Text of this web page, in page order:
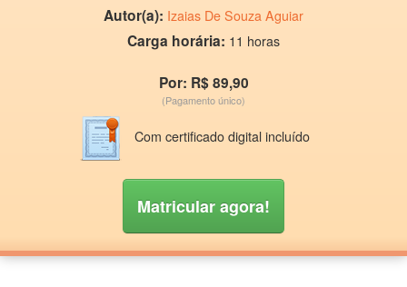
Autor(a): Izaias De Souza Aguiar
Carga horária: 11 horas
Por: R$ 89,90
(Pagamento único)
Com certificado digital incluído
Matricular agora!